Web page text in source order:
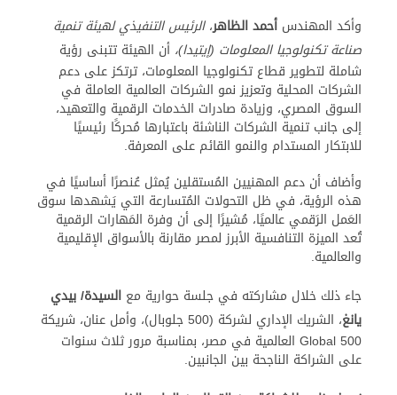
وأكد المهندس أحمد الظاهر،الرئيس التنفيذي لهيئة تنمية
صناعة تكنولوجيا المعلومات (إيتيدا)، أن الهيئة تتبنى رؤية
شاملة لتطوير قطاع تكنولوجيا المعلومات، ترتكز على دعم
الشركات المحلية وتعزيز نمو الشركات العالمية العاملة في
السوق المصري، وزيادة صادرات الخدمات الرقمية والتعهيد،
إلى جانب تنمية الشركات الناشئة باعتبارها مُحركًا رئيسيًا
للابتكار المستدام والنمو القائم على المعرفة.
وأضاف أن دعم المهنيين المُستقلين يُمثل عُنصرًا أساسيًا في
هذه الرؤية، في ظل التحولات المُتسارعة التي يَشهدها سوق
العَمل الرَقمي عالميًا، مُشيرًا إلى أن وفرة المَهارات الرقمية
تُعد الميزة التنافسية الأبرز لمصر مقارنة بالأسواق الإقليمية
والعالمية.
جاء ذلك خلال مشاركته في جلسة حوارية مع السيدة/ بيدي
يانغ
، الشريك الإداري لشركة (500 جلوبال)، وأمل عنان، شريكة
Global 500 العالمية في مصر، بمناسبة مرور ثلاث سنوات
على الشراكة الناجحة بين الجانبين.